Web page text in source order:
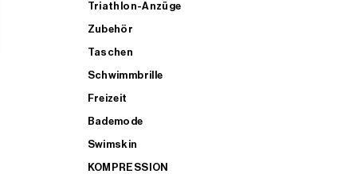
Triathlon-Anzüge
Zubehör
Taschen
Schwimmbrille
Freizeit
Bademode
Swimskin
KOMPRESSION